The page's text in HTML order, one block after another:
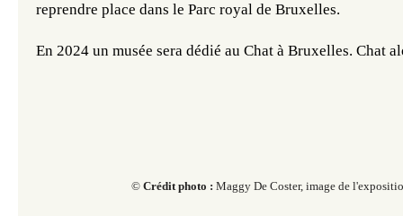
reprendre place dans le Parc royal de Bruxelles.
En 2024 un musée sera dédié au Chat à Bruxelles. Chat
© ​​​​​ Crédit photo : Maggy De Coster, image de